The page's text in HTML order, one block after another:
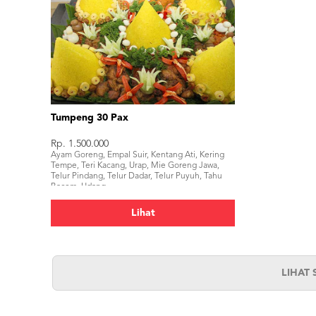
Tumpeng 30 Pax
Rp. 1.500.000
Ayam Goreng, Empal Suir, Kentang Ati, Kering
Tempe, Teri Kacang, Urap, Mie Goreng Jawa,
Telur Pindang, Telur Dadar, Telur Puyuh, Tahu
Bacem, Udang.
Lihat
LIHAT